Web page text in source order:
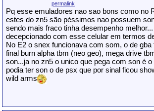
permalink
Pq esse emuladores nao sao bons como no
estes do zn5 são péssimos nao possuem
sendo mais fraco tinha desempenho
decepcionado com esse celular em termos
No E2 o snex funcionava com som, o de gba
final burn alpha tbm (neo geo), mega drive
son...ja no zn5 o unico que pega com son é o
podia ter son o de psx que por sinal ficou
wild arms